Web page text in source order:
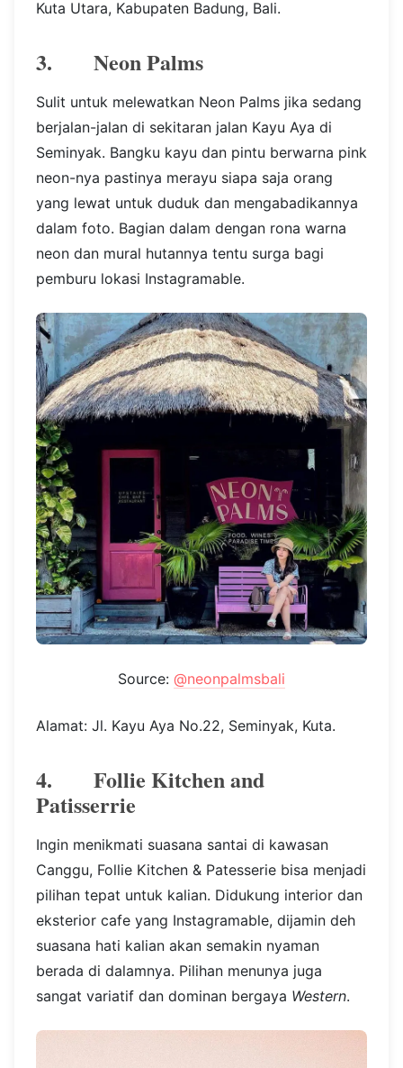
Kuta Utara, Kabupaten Badung, Bali.
3. Neon Palms
Sulit untuk melewatkan Neon Palms jika sedang
berjalan-jalan di sekitaran jalan Kayu Aya di
Seminyak. Bangku kayu dan pintu berwarna pink
neon-nya pastinya merayu siapa saja orang
yang lewat untuk duduk dan mengabadikannya
dalam foto. Bagian dalam dengan rona warna
neon dan mural hutannya tentu surga bagi
pemburu lokasi Instagramable.
Source: @neonpalmsbali
Alamat: Jl. Kayu Aya No.22, Seminyak, Kuta.
4. Follie Kitchen and
Patisserrie
Ingin menikmati suasana santai di kawasan
Canggu, Follie Kitchen & Patesserie bisa menjadi
pilihan tepat untuk kalian. Didukung interior dan
eksterior cafe yang Instagramable, dijamin deh
suasana hati kalian akan semakin nyaman
berada di dalamnya. Pilihan menunya juga
sangat variatif dan dominan bergaya Western.